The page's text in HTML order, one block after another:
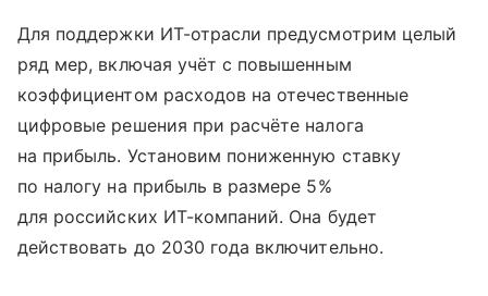
Для поддержки ИТ-отрасли предусмотрим целый
ряд мер, включая учёт с повышенным
коэффициентом расходов на отечественные
цифровые решения при расчёте налога
на прибыль. Установим пониженную ставку
по налогу на прибыль в размере 5%
для российских ИТ-компаний. Она будет
действовать до 2030 года включительно.